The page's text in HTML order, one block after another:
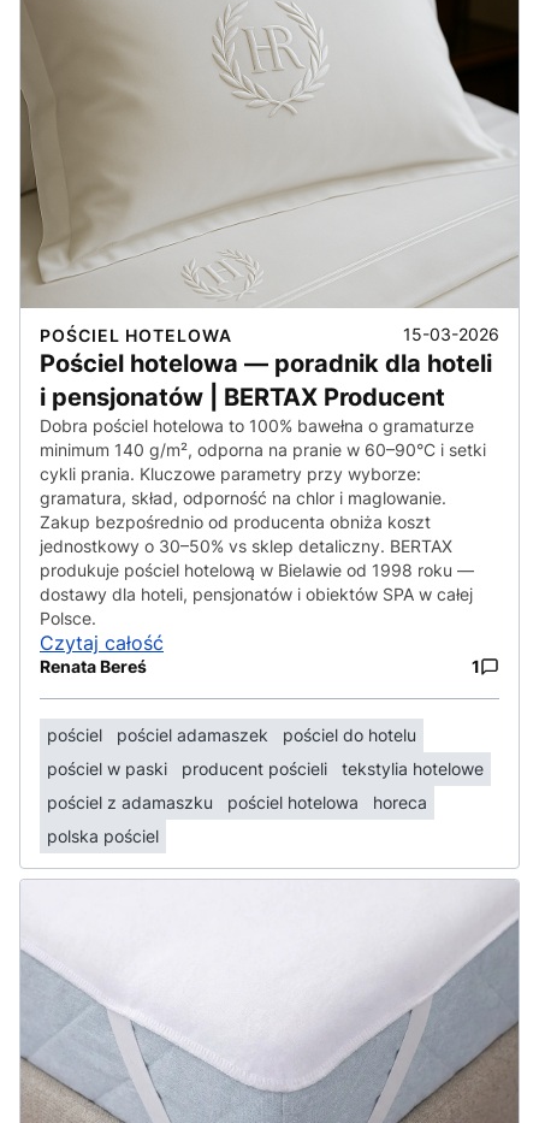
POŚCIEL HOTELOWA 15-03-2026
Pościel hotelowa — poradnik dla hoteli
i pensjonatów | BERTAX Producent
Dobra pościel hotelowa to 100% bawełna o gramaturze
minimum 140 g/m², odporna na pranie w 60–90°C i setki
cykli prania. Kluczowe parametry przy wyborze:
gramatura, skład, odporność na chlor i maglowanie.
Zakup bezpośrednio od producenta obniża koszt
jednostkowy o 30–50% vs sklep detaliczny. BERTAX
produkuje pościel hotelową w Bielawie od 1998 roku —
dostawy dla hoteli, pensjonatów i obiektów SPA w całej
Polsce.
Czytaj całość
Renata Bereś 1
pościel pościel adamaszek
pościel do hotelu
pościel w paski
producent pościeli
tekstylia hotelowe
pościel z adamaszku
pościel hotelowa
horeca
polska pościel